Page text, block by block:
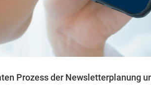
Prozess der Newsletterplanung